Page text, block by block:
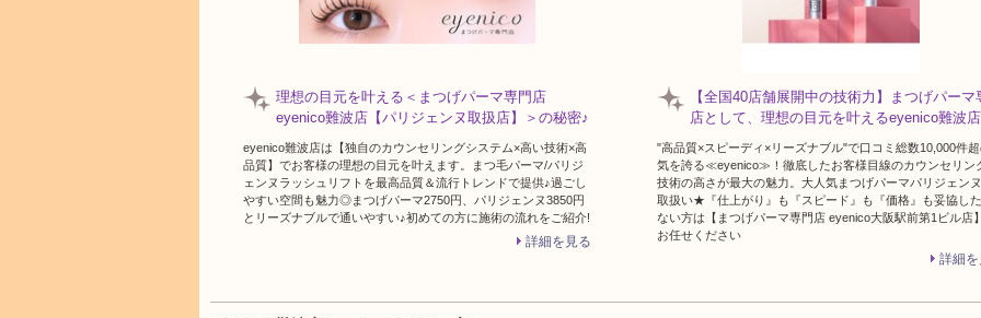
［大阪難波/まつげパーマ/パリジェンヌ］人気
風束感デザインを作るまつ毛パーマで、写真
理想の目元を叶える＜まつげパーマ専門店
eyenico難波店【パリジェンヌ取扱店】＞の秘密♪
eyenico難波店は【独自のカウンセリングシステム×高い技術×高
品質】でお客様の理想の目元を叶えます。まつ毛パーマ/パリジ
ェンヌラッシュリフトを最高品質＆流行トレンドで提供♪過ごし
やすい空間も魅力◎まつげパーマ2750円、パリジェンヌ3850円
とリーズナブルで通いやすい♪初めての方に施術の流れをご紹介!
詳細を見る
【全国40店舗展開中の技術力】まつげパーマ
店として、理想の目元を叶えるeyenico難波
"高品質×スピーディ×リーズナブル"で口コミ総数10,000件超
気を誇る≪eyenico≫！徹底したお客様目線のカウンセリン
技術の高さが最大の魅力。大人気まつげパーマパリジェン
取扱い★『仕上がり』も『スピード』も『価格』も妥協した
ない方は【まつげパーマ専門店 eyenico大阪駅前第1ビル店
お任せください
詳細を